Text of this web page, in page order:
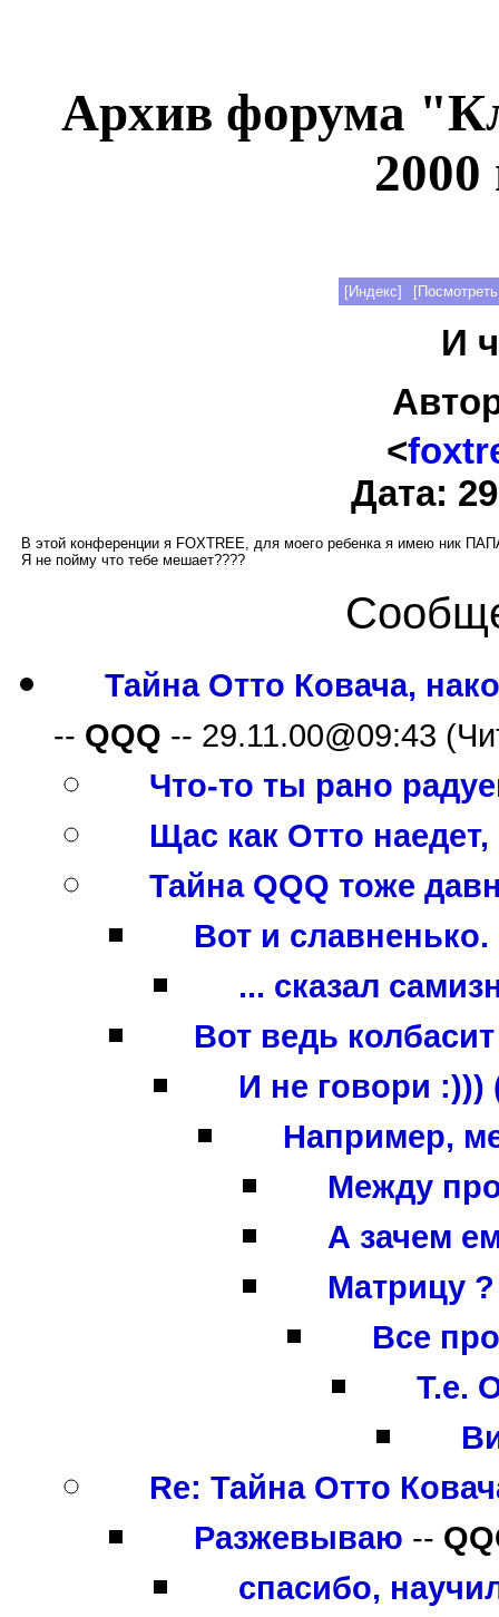
Архив форума
2000
[Индекс]
И
<
Дата:
В этой конференции я FOXTREE, для моего ребенка я имею ник
Я не пойму что тебе мешает????
Тайна Отто Ковача,
-- QQQ -- 29.11.00@09:43
Что-то ты рано
Щас как Отто
Тайна QQQ тоже
Вот и
... сказал
Вот ведь
И не говори :)))
Например,
Между
А зачем
Матрицу
Все
Т.е.
Re: Тайна Отто
Разжевываю --
спасибо,